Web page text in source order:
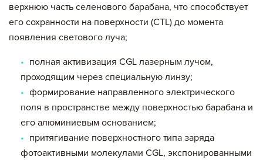
верхнюю часть селенового барабана, что способствует
его сохранности на поверхности (СТL) до момента
появления светового луча;
полная активизация СGL лазерным лучом,
проходящим через специальную линзу;
формирование направленного электрического
поля в пространстве между поверхностью барабана и
его алюминиевым основанием;
притягивание поверхностного типа заряда
фотоактивными молекулами СGL, экспонированными